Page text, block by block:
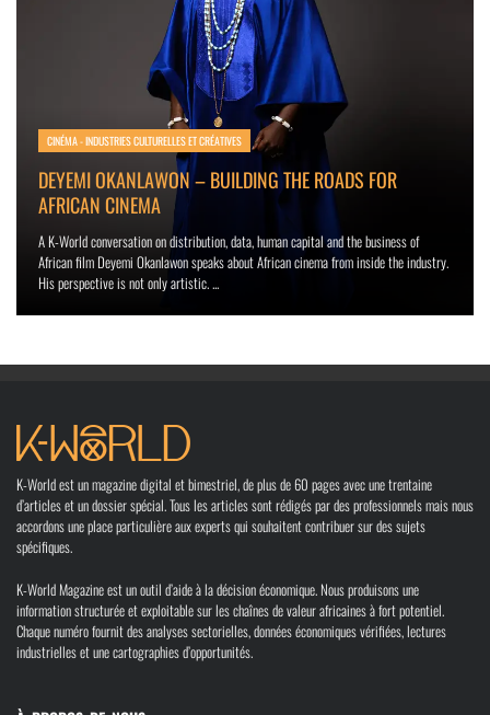
CINÉMA - INDUSTRIES CULTURELLES ET CRÉATIVES
DEYEMI OKANLAWON – BUILDING THE ROADS FOR
AFRICAN CINEMA
A K-World conversation on distribution, data, human capital and the business of
African film Deyemi Okanlawon speaks about African cinema from inside the industry.
His perspective is not only artistic. ...
K-World est un magazine digital et bimestriel, de plus de 60 pages avec une trentaine
d’articles et un dossier spécial. Tous les articles sont rédigés par des professionnels mais nous
accordons une place particulière aux experts qui souhaitent contribuer sur des sujets
spécifiques.
K-World Magazine est un outil d’aide à la décision économique. Nous produisons une
information structurée et exploitable sur les chaînes de valeur africaines à fort potentiel.
Chaque numéro fournit des analyses sectorielles, données économiques vérifiées, lectures
industrielles et une cartographies d’opportunités.